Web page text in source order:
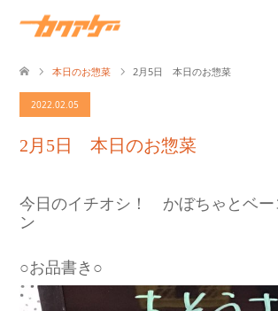
本日のお惣菜 2月5日 本日のお惣菜
2022.02.05
2月5日 本日のお惣菜
今日のイチオシ！ かぼちゃとベー
ン
○お品書き○